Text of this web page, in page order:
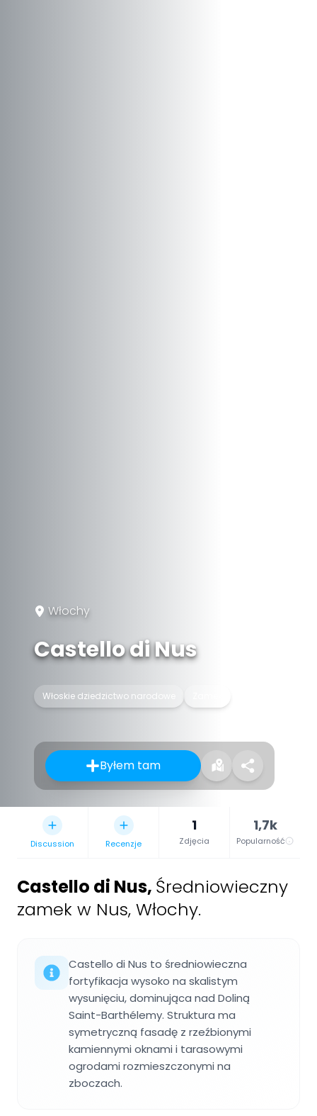
Włochy
Castello di Nus
Włoskie dziedzictwo narodowe
Byłem tam
Discussion Recenzje
1
Zdjęcia
1,7k
Popularność
Castello di Nus, Średniowieczny
zamek w Nus, Włochy.
Castello di Nus to średniowieczna
fortyfikacja wysoko na skalistym
wysunięciu, dominująca nad Doliną
Saint-Barthélemy. Struktura ma
symetryczną fasadę z rzeźbionymi
kamiennymi oknami i tarasowymi
ogrodami rozmieszczonymi na
zboczach.